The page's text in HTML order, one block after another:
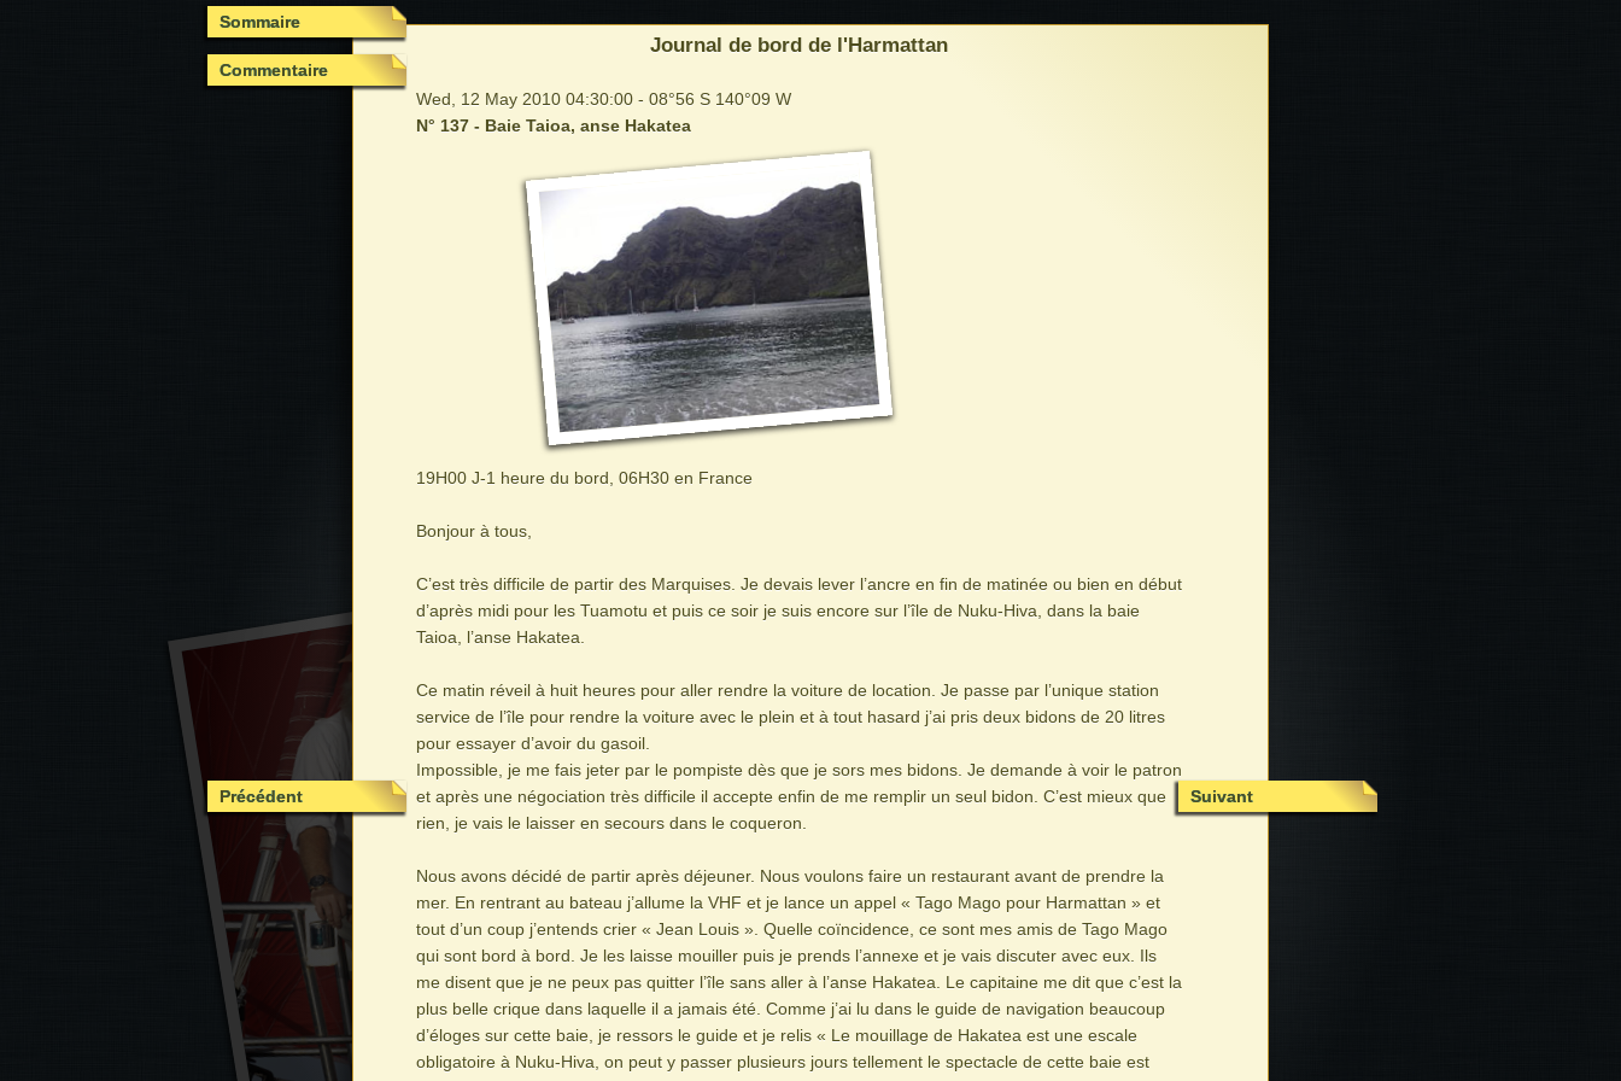
Journal de bord de l'Harmattan
Wed, 12 May 2010 04:30:00 - 08°56 S 140°09 W
N° 137 - Baie Taioa, anse Hakatea
19H00 J-1 heure du bord, 06H30 en France
Bonjour à tous,
C’est très difficile de partir des Marquises. Je devais lever l’ancre en fin de matinée ou bien en début
d’après midi pour les Tuamotu et puis ce soir je suis encore sur l’île de Nuku-Hiva, dans la baie
Taioa, l’anse Hakatea.
Ce matin réveil à huit heures pour aller rendre la voiture de location. Je passe par l’unique station
service de l’île pour rendre la voiture avec le plein et à tout hasard j’ai pris deux bidons de 20 litres
pour essayer d’avoir du gasoil.
Impossible, je me fais jeter par le pompiste dès que je sors mes bidons. Je demande à voir le patron
et après une négociation très difficile il accepte enfin de me remplir un seul bidon. C’est mieux que
rien, je vais le laisser en secours dans le coqueron.
Nous avons décidé de partir après déjeuner. Nous voulons faire un restaurant avant de prendre la
mer. En rentrant au bateau j’allume la VHF et je lance un appel « Tago Mago pour Harmattan » et
tout d’un coup j’entends crier « Jean Louis ». Quelle coïncidence, ce sont mes amis de Tago Mago
qui sont bord à bord. Je les laisse mouiller puis je prends l’annexe et je vais discuter avec eux. Ils
me disent que je ne peux pas quitter l’île sans aller à l’anse Hakatea. Le capitaine me dit que c’est la
plus belle crique dans laquelle il a jamais été. Comme j’ai lu dans le guide de navigation beaucoup
d’éloges sur cette baie, je ressors le guide et je relis « Le mouillage de Hakatea est une escale
obligatoire à Nuku-Hiva, on peut y passer plusieurs jours tellement le spectacle de cette baie est
Sommaire
Commentaire
Précédent Suivant